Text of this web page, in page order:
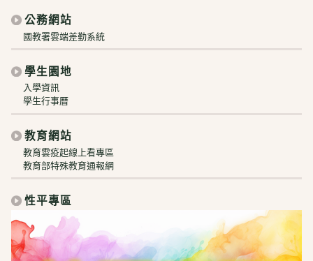
公務網站
國教署雲端差勤系統
學生園地
入學資訊
學生行事曆
教育網站
教育雲疫起線上看專區
教育部特殊教育通報網
性平專區